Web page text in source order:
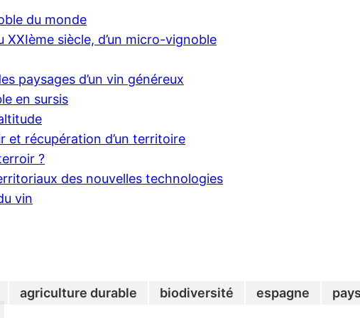
du monde
XXIème siècle, d’un micro-vignoble
paysages d’un vin généreux
en sursis
et récupération d’un territoire
?
des nouvelles technologies
vin
agriculture durable biodiversité espagne